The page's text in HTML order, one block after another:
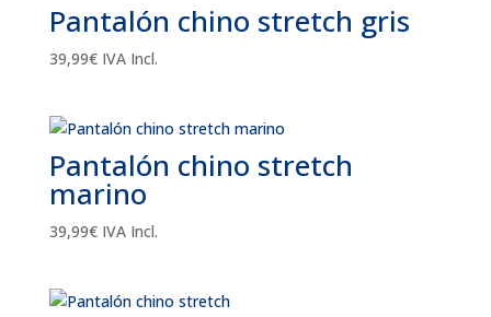
Pantalón chino stretch gris
39,99€ IVA Incl.
Pantalón chino stretch
marino
39,99€ IVA Incl.